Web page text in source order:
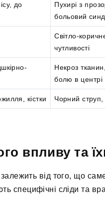
до
Пухирі з
больовий
Світло-
чутливості
Некроз
болю в центрі
кістки Чорний
впливу та
від того, що
специфічні сліди та